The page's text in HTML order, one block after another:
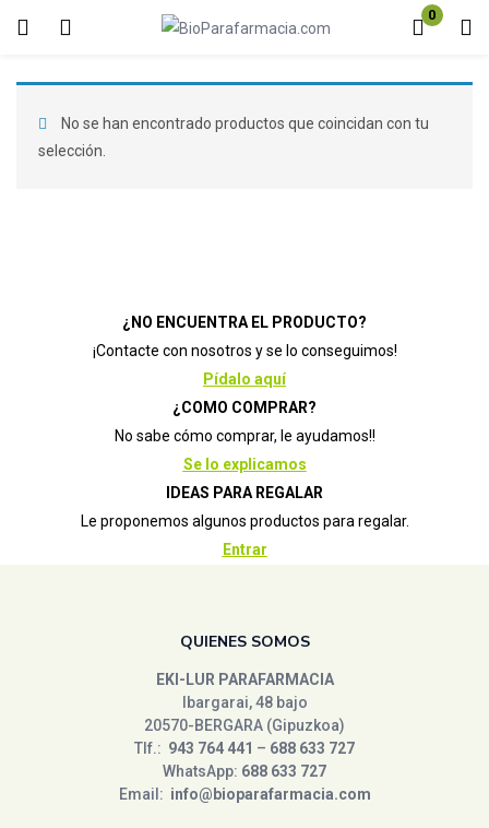
0
Inicio de sesión Registro
Introduzca su nombre de usuario y contraseña para iniciar sesión.
No se han encontrado productos que coincidan con tu
selección.
¿NO ENCUENTRA EL PRODUCTO?
¡Contacte con nosotros y se lo conseguimos!
Pídalo aquí
¿COMO COMPRAR?
No sabe cómo comprar, le ayudamos!!
Se lo explicamos
IDEAS PARA REGALAR
Le proponemos algunos productos para regalar.
Entrar
QUIENES SOMOS
EKI-LUR PARAFARMACIA
Ibargarai, 48 bajo
20570-BERGARA (Gipuzkoa)
Tlf.: 943 764 441 – 688 633 727
WhatsApp: 688 633 727
Email: info@bioparafarmacia.com